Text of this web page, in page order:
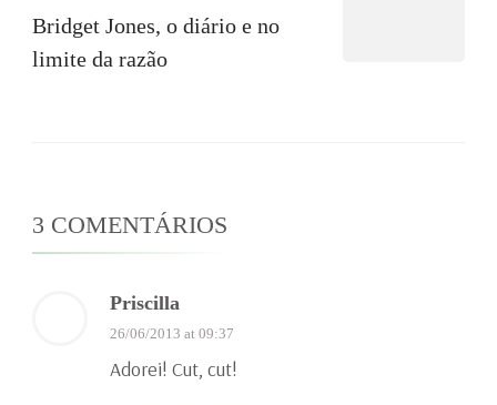
Bridget Jones, o diário e no
limite da razão
3 COMENTÁRIOS
Priscilla
26/06/2013 at 09:37
Adorei! Cut, cut!